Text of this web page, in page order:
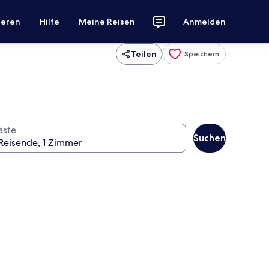
Hilfe Meine Reisen Anmelden
Teilen Speichern
Suchen